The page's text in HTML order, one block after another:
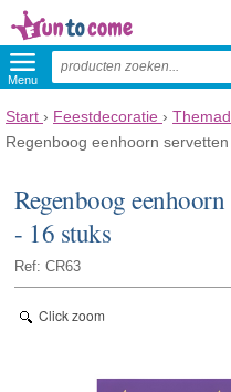
Menu
Start › Feestdecoratie ›
Regenboog eenhoorn
Regenboog
- 16 stuks
Ref: CR63
Click zoom